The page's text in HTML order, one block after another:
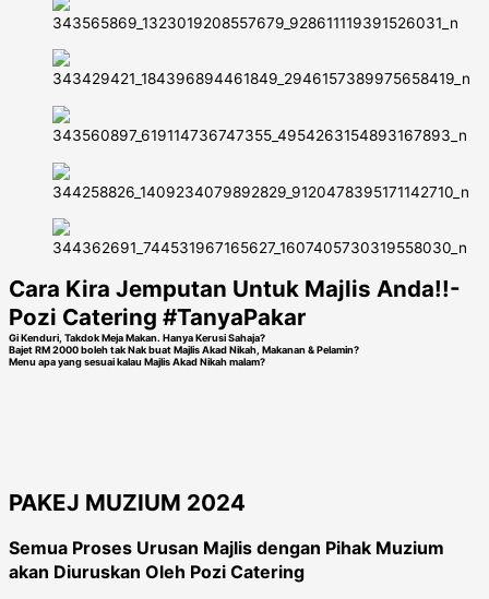
Cara Kira Jemputan Untuk Majlis Anda!!-
Pozi Catering #TanyaPakar
Gi Kenduri, Takdok Meja Makan. Hanya Kerusi Sahaja?
Bajet RM 2000 boleh tak Nak buat Majlis Akad Nikah, Makanan & Pelamin?
Menu apa yang sesuai kalau Majlis Akad Nikah malam?
PAKEJ MUZIUM 2024
Semua Proses Urusan Majlis dengan Pihak Muzium
akan Diuruskan Oleh Pozi Catering